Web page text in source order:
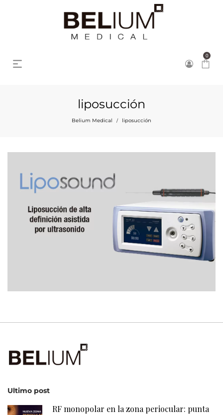
0
liposucción
Belium Medical / liposucción
Ultimo post
RF monopolar en la zona periocular: punta